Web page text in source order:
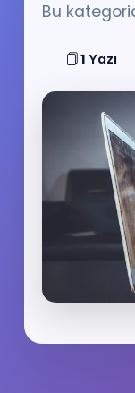
Bu
1 Yazı